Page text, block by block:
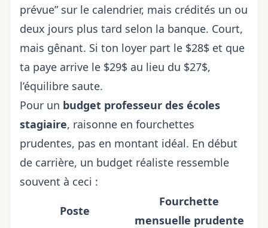
prévue” sur le calendrier, mais crédités un ou
deux jours plus tard selon la banque. Court,
mais gênant. Si ton loyer part le $28$ et que
ta paye arrive le $29$ au lieu du $27$,
l’équilibre saute.
Pour un budget professeur des écoles
stagiaire, raisonne en fourchettes
prudentes, pas en montant idéal. En début
de carrière, un budget réaliste ressemble
souvent à ceci :
Poste
Fourchette
mensuelle prudente